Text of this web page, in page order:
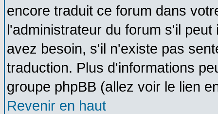
encore traduit ce forum dans
l'administrateur du forum s'il
avez besoin, s'il n'existe pas
traduction. Plus d'informations
groupe phpBB (allez voir le lien
Revenir en haut